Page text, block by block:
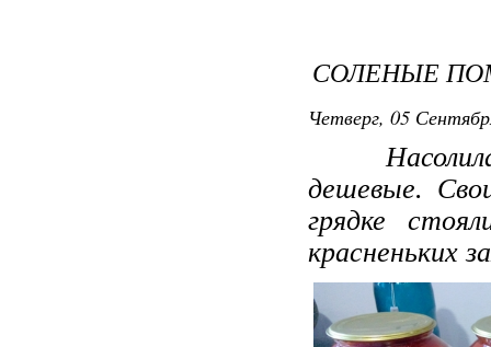
СОЛЕНЫЕ
Четверг, 05
Насолила
дешевые.
грядке
красненьких